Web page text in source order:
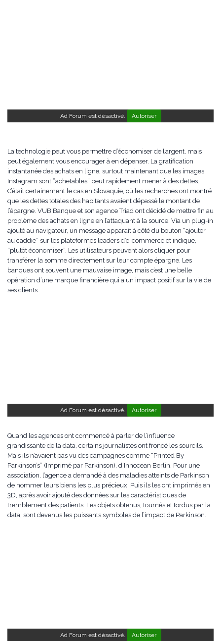
Ad Forum est désactivé. Autoriser
La technologie peut vous permettre d’économiser de l’argent, mais
peut également vous encourager à en dépenser. La gratification
instantanée des achats en ligne, surtout maintenant que les images
Instagram sont “achetables” peut rapidement mener à des dettes.
C’était certainement le cas en Slovaquie, où les recherches ont montré
que les dettes totales des habitants avaient dépassé le montant de
l’épargne. VUB Banque et son agence Triad ont décidé de mettre fin au
problème des achats en ligne en l’attaquant à la source. Via un plug-in
ajouté au navigateur, un message apparaît à côté du bouton “ajouter
au caddie” sur les plateformes leaders d’e-commerce et indique,
“plutôt économiser”. Les utilisateurs peuvent alors cliquer pour
transférer la somme directement sur leur compte épargne. Les
banques ont souvent une mauvaise image, mais c’est une belle
opération d’une marque financière qui a un impact positif sur la vie de
ses clients.
Ad Forum est désactivé. Autoriser
Quand les agences ont commencé à parler de l’influence
grandissante de la data, certains journalistes ont froncé les sourcils.
Mais ils n’avaient pas vu des campagnes comme “Printed By
Parkinson’s” (Imprimé par Parkinson), d’Innocean Berlin. Pour une
association, l’agence a demandé à des maladies atteints de Parkinson
de nommer leurs biens les plus précieux. Puis ils les ont imprimés en
3D, après avoir ajouté des données sur les caractéristiques de
tremblement des patients. Les objets obtenus, tournés et tordus par la
data, sont devenus les puissants symboles de l’impact de Parkinson.
Ad Forum est désactivé. Autoriser